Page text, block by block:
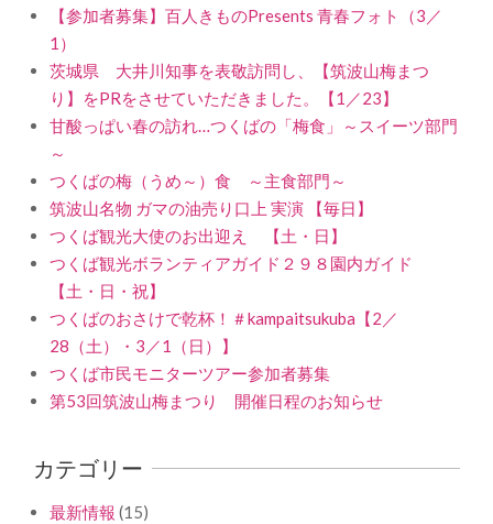
【参加者募集】百人きものPresents 青春フォト（3／
1）
茨城県 大井川知事を表敬訪問し、【筑波山梅まつ
り】をPRをさせていただきました。【1／23】
甘酸っぱい春の訪れ…つくばの「梅食」～スイーツ部門
～
つくばの梅（うめ～）食 ～主食部門～
筑波山名物 ガマの油売り口上 実演 【毎日】
つくば観光大使のお出迎え 【土・日】
つくば観光ボランティアガイド２９８園内ガイド
【土・日・祝】
つくばのおさけで乾杯！＃kampaitsukuba【2／
28（土）・3／1（日）】
つくば市民モニターツアー参加者募集
第53回筑波山梅まつり 開催日程のお知らせ
カテゴリー
最新情報 (15)